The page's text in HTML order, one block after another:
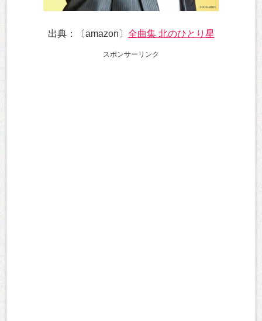
出典：〔amazon〕 全曲集 北のひとり星
スポンサーリンク